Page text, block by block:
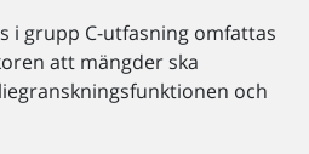
i grupp C-utfasning omfattas
att mängder ska
och